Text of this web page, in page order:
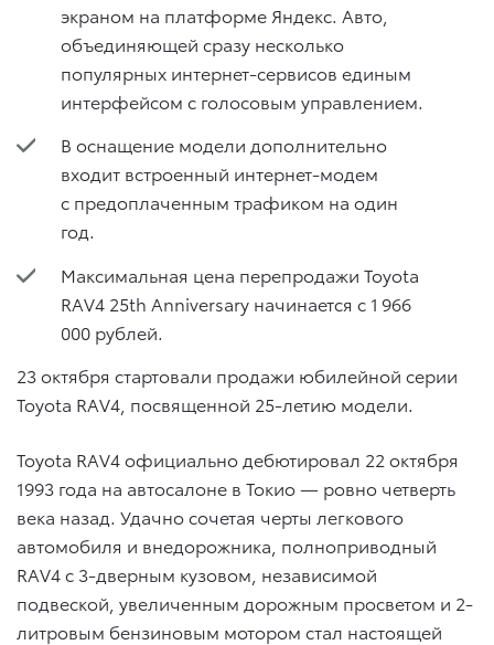
экраном на платформе Яндекс. Авто,
объединяющей сразу несколько
популярных интернет-сервисов единым
интерфейсом с голосовым управлением.
В оснащение модели дополнительно
входит встроенный интернет-модем
с предоплаченным трафиком на один
год.
Максимальная цена перепродажи Toyota
RAV4 25th Anniversary начинается с 1 966
000 рублей.
23 октября стартовали продажи юбилейной серии
Toyota RAV4, посвященной 25-летию модели.
Toyota RAV4 официально дебютировал 22 октября
1993 года на автосалоне в Токио — ровно четверть
века назад. Удачно сочетая черты легкового
автомобиля и внедорожника, полноприводный
RAV4 с 3-дверным кузовом, независимой
подвеской, увеличенным дорожным просветом и 2-
литровым бензиновым мотором стал настоящей